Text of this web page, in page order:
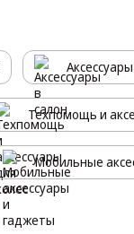
Техпомощь и
Мобильные